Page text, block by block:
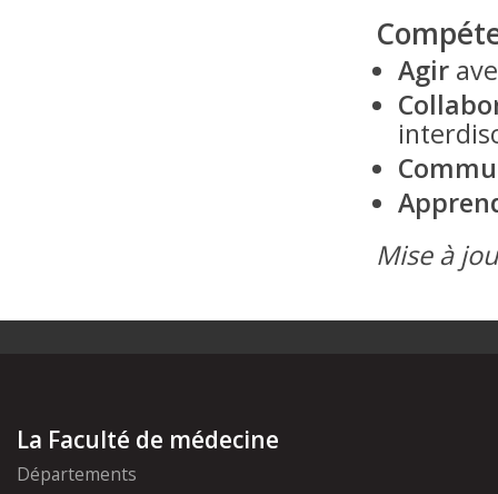
Agir
Mise à
La Faculté de médecine
Départements